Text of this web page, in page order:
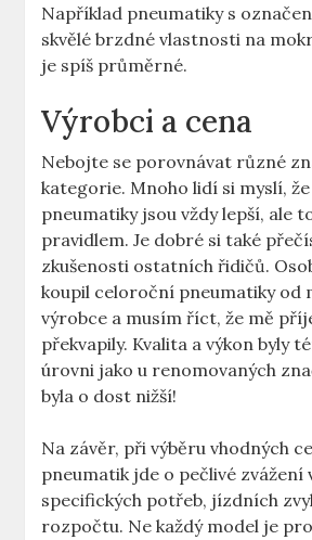
Například pneumatiky s
skvělé brzdné vlastnosti na
je spíš průměrné.
Výrobci a cena
Nebojte se porovnávat různé
kategorie. Mnoho lidí si myslí,
pneumatiky jsou vždy lepší, ale
pravidlem. Je dobré si také
zkušenosti ostatních řidičů.
koupil celoroční pneumatiky od
výrobce a musím říct, že mě
překvapily. Kvalita a výkon byly
úrovni jako u renomovaných
byla o dost nižší!
Na závěr, při výběru vhodných
pneumatik jde o pečlivé zvážení
specifických potřeb, jízdních
rozpočtu. Ne každý model je